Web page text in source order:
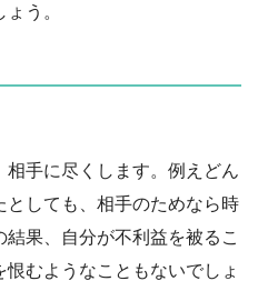
う。
手に尽くします。例えどん
しても、相手のためなら時
果、自分が不利益を被るこ
むようなこともないでしょ